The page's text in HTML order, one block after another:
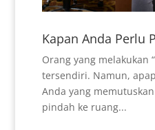
Kapan Anda Perlu
Orang yang melakukan
tersendiri. Namun,
Anda yang
pindah ke ruang...